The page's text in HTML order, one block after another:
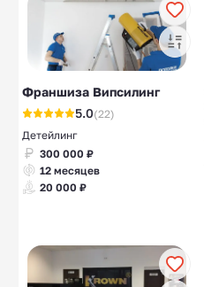
Бизнес для женщин 10
Франшиза Випсилинг
5.0(22)
Детейлинг
300 000 ₽
12 месяцев
20 000 ₽